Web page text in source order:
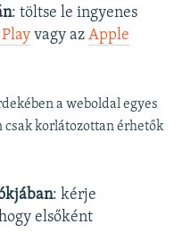
: töltse le ingyenes
vagy az Apple
a weboldal egyes
korlátozottan érhetők
: kérje
elsőként